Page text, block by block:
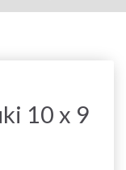
10 x 9